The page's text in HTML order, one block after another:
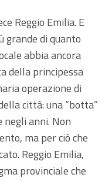
Reggio Emilia. E
grande di quanto
abbia ancora
della principessa
operazione di
città: una “botta”
negli anni. Non
ma per ciò che
Reggio Emilia,
provinciale che